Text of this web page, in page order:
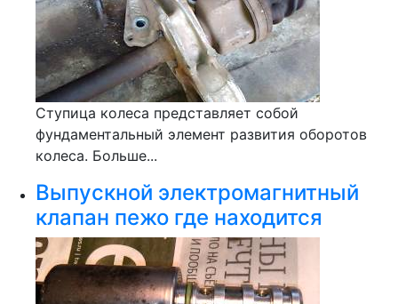
Ступица колеса представляет собой
фундаментальный элемент развития оборотов
колеса. Больше...
Выпускной электромагнитный
клапан пежо где находится